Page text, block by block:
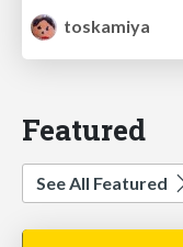
toskamiya
Featured
See All Featured